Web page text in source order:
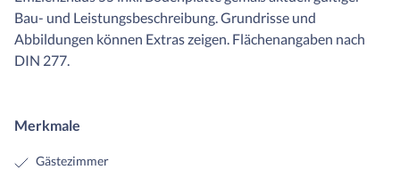
Bau- und Leistungsbeschreibung. Grundrisse und
Abbildungen können Extras zeigen. Flächenangaben nach
DIN 277.
Merkmale
Gästezimmer